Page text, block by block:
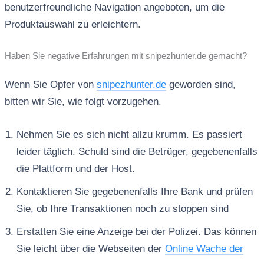
benutzerfreundliche Navigation angeboten, um die
Produktauswahl zu erleichtern.
Haben Sie negative Erfahrungen mit snipezhunter.de gemacht?
Wenn Sie Opfer von snipezhunter.degeworden sind,
bitten wir Sie, wie folgt vorzugehen.
Nehmen Sie es sich nicht allzu krumm. Es passiert
leider täglich. Schuld sind die Betrüger, gegebenenfalls
die Plattform und der Host.
Kontaktieren Sie gegebenenfalls Ihre Bank und prüfen
Sie, ob Ihre Transaktionen noch zu stoppen sind
Erstatten Sie eine Anzeige bei der Polizei. Das können
Sie leicht über die Webseiten der Online Wache der